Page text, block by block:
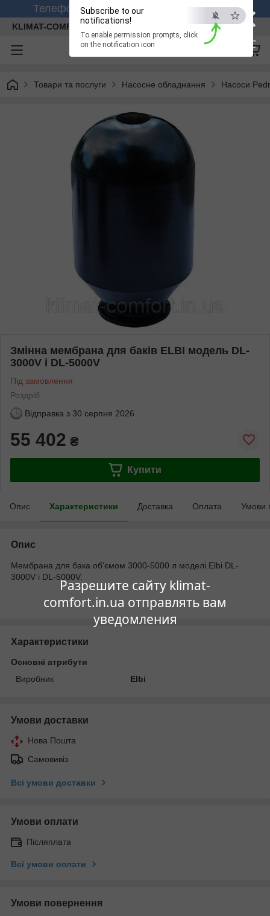
×
ESC
Разрешите сайту klimat-
comfort.in.ua отправлять вам
уведомления
Subscribe to our
notifications!
To enable permission prompts, click
on the notification icon
Телефонуйте +380 (99) 158-26-56 (viber)
KLIMAT-COMFORT
Товари та послуги Насосне обладнання Насоси
Змінна мембрана для баків ELBI модель DL-
3000V і DL-5000V
Під замовлення
Роздріб
Відправка з 30 серпня 2026
55 402 ₴
Купити
Опис Характеристики Доставка Оплата Умови
Опис
Мембрана для бака об'ємом 3000-5000 л моделі Elbi DL-
3000V і DL-5000V.
Характеристики
Основні атрибути
Виробник
Elbi
Умови доставки
Нова Пошта
Самовивіз
Всі умови доставки
Умови оплати
Післяплата
Всі умови оплати
Умови повернення